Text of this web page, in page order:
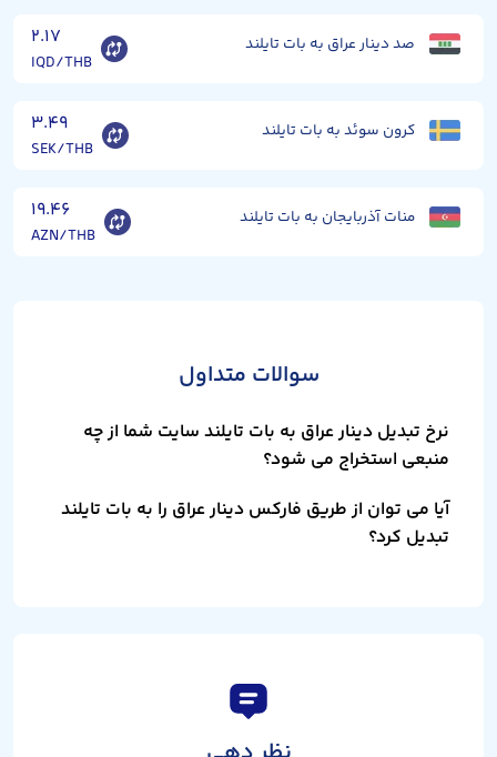
صد دینار عراق به بات تایلند ۲.۱۷
IQD/THB
کرون سوئد به بات تایلند ۳.۴۹
SEK/THB
منات آذربایجان به بات تایلند ۱۹.۴۶
AZN/THB
سوالات متداول
نرخ تبدیل دینار عراق به بات تایلند سایت شما از چه
منبعی استخراج می شود؟
آیا می توان از طریق فارکس دینار عراق را به بات تایلند
تبدیل کرد؟